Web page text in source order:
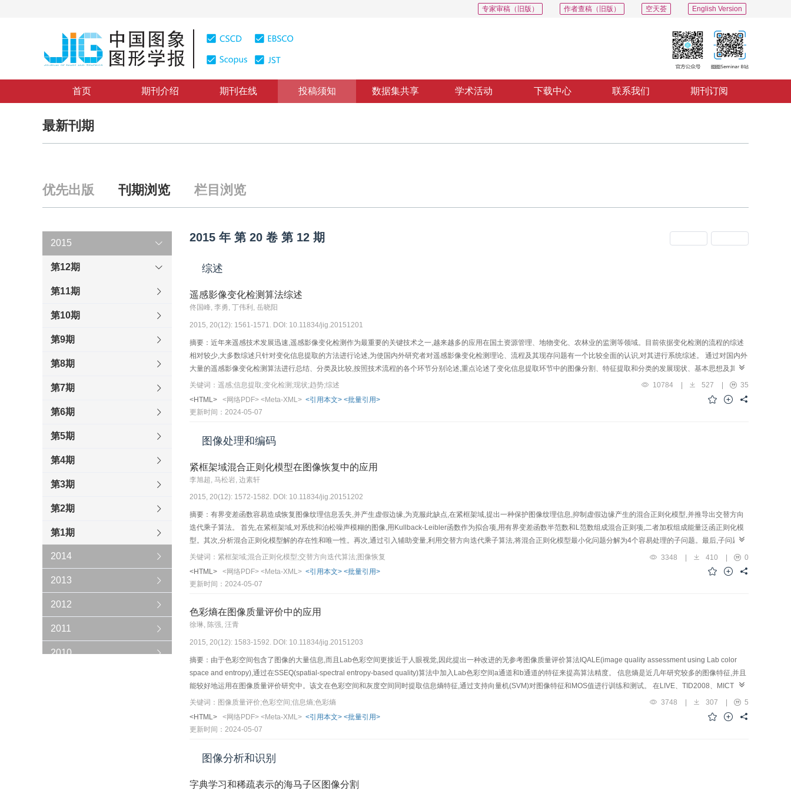
English Version
空天荟
作者查稿（旧版）
专家审稿（旧版）
首页 期刊介绍 期刊在线 投稿须知 数据集共享 学术活动 下载中心 联系我们 期刊订阅
最新刊期
优先出版 刊期浏览 栏目浏览
2015
第12期
第11期
第10期
第9期
第8期
第7期
第6期
第5期
第4期
第3期
第2期
第1期
2014
2013
2012
2011
2010
2015 年 第 20 卷 第 12 期
综述
遥感影像变化检测算法综述
佟国峰, 李勇, 丁伟利, 岳晓阳
2015, 20(12): 1561-1571. DOI: 10.11834/jig.20151201
摘要：近年来遥感技术发展迅速,遥感影像变化检测作为最重要的关键技术之一,越来越多的应用在国土资源管理、地物变化、农林业的监测等领域。目前依据变化检测的流程的综述
相对较少,大多数综述只针对变化信息提取的方法进行论述,为使国内外研究者对遥感影像变化检测理论、流程及其现存问题有一个比较全面的认识,对其进行系统综述。 通过对国内外
大量的遥感影像变化检测算法进行总结、分类及比较,按照技术流程的各个环节分别论述,重点论述了变化信息提取环节中的图像分割、特征提取和分类的发展现状、基本思想及其趋
势。 目前,多数变化检测算法主要是针对特定的条件具有较好的效果,还没有通用性算法,且现有算法在效率、精度、智能性等方面存在的问题,大多算法解决的问题及理论相对分散。
结合现存问题及目前大数据影响下的技术发展状况,从数据类型、预处理方法、变化信息提取方法、算法效率、算法理论创新5个方面对遥感影像变化检测领域的未来发展趋势进行预
测和展望。 遥感影像变化检测在多领域具有较高的研究价值,但针对目前变化检测存在的一些局限性还需要进行深入的研究,针对变化检测的研究需要从研究热点中挖掘创新思路、引
关键词：遥感;信息提取;变化检测;现状;趋势;综述 10784 527
35
<HTML>
<网络PDF> <Meta-XML> <引用本文> <批量引用>
更新时间：2024-05-07
图像处理和编码
紧框架域混合正则化模型在图像恢复中的应用
李旭超, 马松岩, 边素轩
2015, 20(12): 1572-1582. DOI: 10.11834/jig.20151202
摘要：有界变差函数容易造成恢复图像纹理信息丢失,并产生虚假边缘,为克服此缺点,在紧框架域,提出一种保护图像纹理信息,抑制虚假边缘产生的混合正则化模型,并推导出交替方向
迭代乘子算法。 首先,在紧框架域,对系统和泊松噪声模糊的图像,用Kullback-Leibler函数作为拟合项,用有界变差函数半范数和L范数组成混合正则项,二者加权组成能量泛函正则化模
型。其次,分析混合正则化模型解的存在性和唯一性。再次,通过引入辅助变量,利用交替方向迭代乘子算法,将混合正则化模型最小化问题分解为4个容易处理的子问题。最后,子问题交
替迭代形成有效的优化算法。 紧框架域混合正则化模型有效地克服有界变差函数容易导致纹理信息丢失、产生虚假边缘的不足。相对经典算法,本文算法提高峰值信噪比大约0.10.7
dB。 与其他图像恢复正则化模型相比,本文算法有利于保护图像的纹理,抑制虚假边缘,取得较高的峰值信噪比和结构相似测度,适用于恢复系统和泊松噪声模糊的图像。
关键词：紧框架域;混合正则化模型;交替方向迭代算法;图像恢复 3348 | 410 |
0
<HTML>
<网络PDF> <Meta-XML> <引用本文> <批量引用>
更新时间：2024-05-07
色彩熵在图像质量评价中的应用
徐琳, 陈强, 汪青
2015, 20(12): 1583-1592. DOI: 10.11834/jig.20151203
摘要：由于色彩空间包含了图像的大量信息,而且Lab色彩空间更接近于人眼视觉,因此提出一种改进的无参考图像质量评价算法IQALE(image quality assessment using Lab color
space and entropy),通过在SSEQ(spatial-spectral entropy-based quality)算法中加入Lab色彩空间a通道和b通道的特征来提高算法精度。 信息熵是近几年研究较多的图像特征,并且
能较好地运用在图像质量评价研究中。该文在色彩空间和灰度空间同时提取信息熵特征,通过支持向量机(SVM)对图像特征和MOS值进行训练和测试。 在LIVE、TID2008、MICT、
CSIQ和IVC这5个常用数据库上的实验结果表明:在算法中加入Lab色彩空间信息可以提高算法精度,并且本文算法IQALE的效果优于目前流行的无参考图像质量评价算法。为了验证算
法的可扩展性,该文还在这5个数据库上进行了数据库独立性实验。 从实验结果来看,本文提出的IQALE算法通过加入色彩熵特征使得算法具有较高且较稳定的精度,数据库独立性实验
也体现了算法较好的鲁棒性,对于各种失真类型都具有较好的普适性。
关键词：图像质量评价;色彩空间;信息熵;色彩熵 3748 307
5
<HTML>
<网络PDF> <Meta-XML> <引用本文> <批量引用>
更新时间：2024-05-07
图像分析和识别
字典学习和稀疏表示的海马子区图像分割